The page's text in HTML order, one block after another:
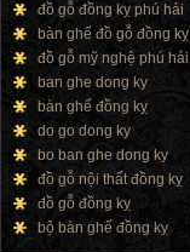
đồ gỗ đồng kỵ phú hải
bàn ghế đồ gỗ đồng kỵ
đồ gỗ mỹ nghệ phú hải
ban ghe dong ky
bàn ghế đồng kỵ
do go dong ky
bo ban ghe dong ky
đồ gỗ nội thất đồng kỵ
đồ gỗ đồng kỵ
bộ bàn ghế đồng kỵ